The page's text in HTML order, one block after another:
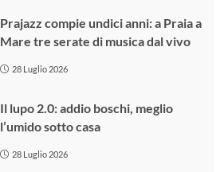
Prajazz compie undici anni: a Praia a
Mare tre serate di musica dal vivo
28 Luglio 2026
Il lupo 2.0: addio boschi, meglio
l’umido sotto casa
28 Luglio 2026